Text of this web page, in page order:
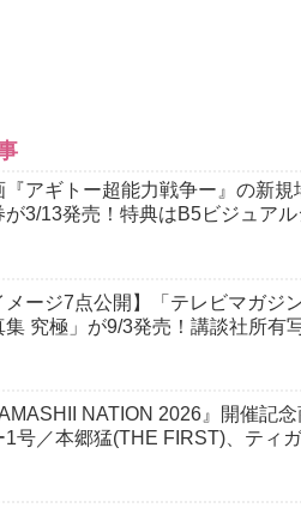
『アギトー超能力戦争ー』の新
が3/13発売！特典はB5ビジュア
メージ7点公開】「テレビマガジ
集 究極」が9/3発売！講談社所有
NATION 2026』開催記
1号／本郷猛(THE FIRST)、ティ